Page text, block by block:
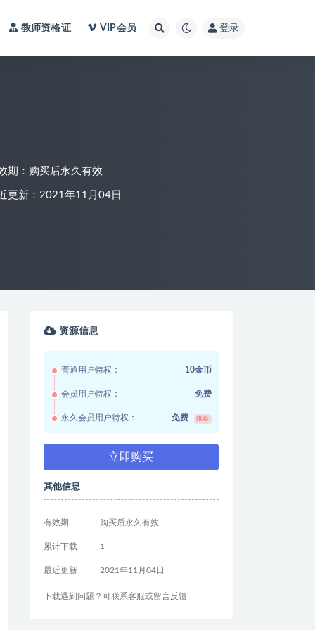
教师资格证 VIP会员 登录
期：购买后永久有效
更新：2021年11月04日
资源信息
普通用户特权： 10金币
会员用户特权： 免费
永久会员用户特权： 免费 推荐
立即购买
其他信息
有效期 购买后永久有效
累计下载 1
最近更新 2021年11月04日
下载遇到问题？可联系客服或留言反馈